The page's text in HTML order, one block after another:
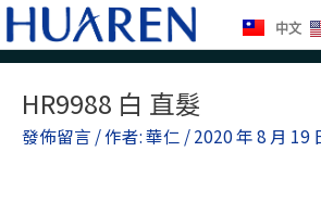
跳
至
主
中文
HR9988 白 直髮
發佈留言 / 作者:華仁 /2020 年 8 月 19
navigation